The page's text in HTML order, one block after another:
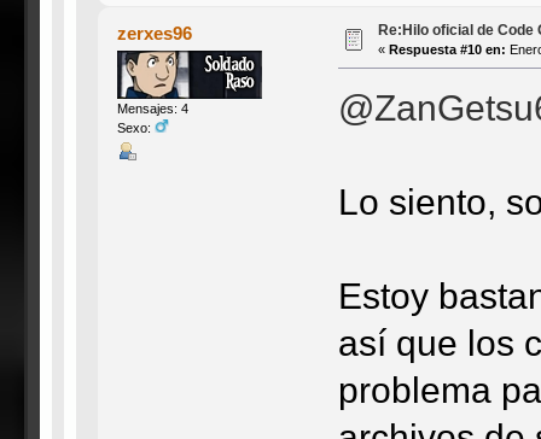
zerxes96
Mensajes: 4
Sexo:
Re:Hilo oficial de Code
« Respuesta #10 en:
Lo siento,
Estoy
así que los
problema